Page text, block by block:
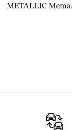
METALLIC